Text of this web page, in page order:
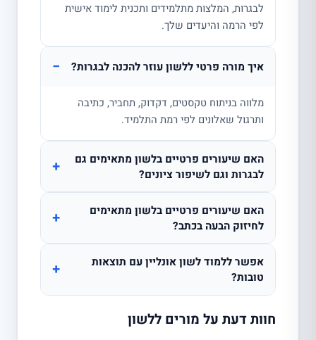
לבגרות, המלצות מתלמידים ותכנית לימוד אישית
לפי הרמה והיעדים שלך.
איך מורה פרטי ללשון עוזר להכנה לבגרות? −
מלווה בניתוח טקסטים, דקדוק, תחביר, כתיבה
ותרגול שאלונים לפי רמת התלמיד.
האם שיעורים פרטיים בלשון מתאימים גם
לבגרות וגם לשיפור ציונים?
+
האם שיעורים פרטיים בלשון מתאימים
לחיזוק הבעה בכתב?
+
אפשר ללמוד לשון אונליין עם תוצאות
טובות?
+
חוות דעת על מורים ללשון